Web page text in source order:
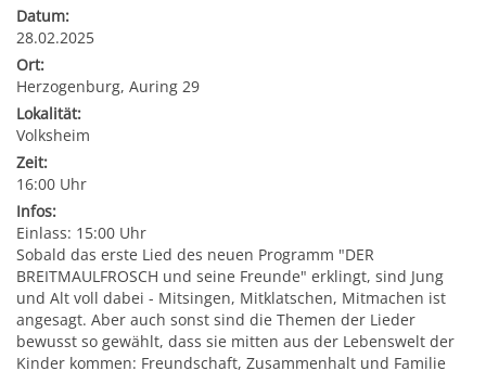
Amtstafel
Stadtnachrichten
Fotogalerien
Förderungen
Gebühren (Verordnungen)
Jugend
Institutionen & Vereine
Freizeitmöglichkeiten
Bauen & Wohnen
Abfall & Umwelt
Mobilität & Verkehr
Veranstaltungskalender
Heurigenkalender
Sehenswertes
Gastronomie
Beherbergung
Kunst
Standortinformationen
Strategische Lage
Verkehr
Ausbildung und F&E
Wirtschaftsstruktur
Grundstücke & Geschäftsflächen
Datum:
28.02.2025
Ort:
Herzogenburg, Auring 29
Lokalität:
Volksheim
Zeit:
16:00 Uhr
Infos:
Einlass: 15:00 Uhr
Sobald das erste Lied des neuen Programm "DER
BREITMAULFROSCH und seine Freunde" erklingt, sind Jung
und Alt voll dabei - Mitsingen, Mitklatschen, Mitmachen ist
angesagt. Aber auch sonst sind die Themen der Lieder
bewusst so gewählt, dass sie mitten aus der Lebenswelt der
Kinder kommen: Freundschaft, Zusammenhalt und Familie